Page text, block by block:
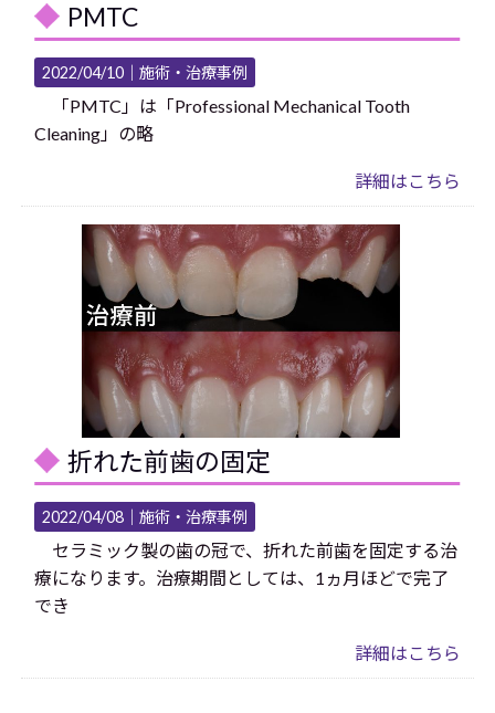
PMTC
2022/04/10｜施術・治療事例
「PMTC」は「Professional Mechanical Tooth
Cleaning」の略
詳細はこちら
折れた前歯の固定
2022/04/08｜施術・治療事例
セラミック製の歯の冠で、折れた前歯を固定する治
療になります。治療期間としては、1ヵ月ほどで完了
でき
詳細はこちら